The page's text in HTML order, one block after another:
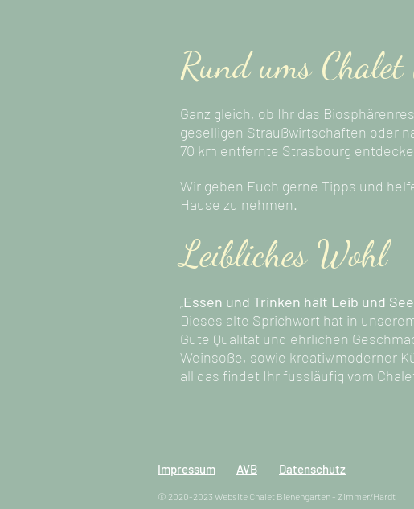
Rund ums
Ganz gleich, ob Ihr das
geselligen Straußwirtschaften oder
70 km entfernte Strasbourg
Wir geben Euch gerne Tipps und
Hause zu nehmen.
Leibliches Wohl
„Essen und Trinken hält Leib und
Dieses alte Sprichwort hat in
Gute Qualität und ehrlichen
Weinsoße, sowie kreativ/moderner
all das findet Ihr fussläufig vom
Impressum Datenschutz
AVB
© 2020-2023 Website Chalet Bienengarten - Zimmer/Hardt